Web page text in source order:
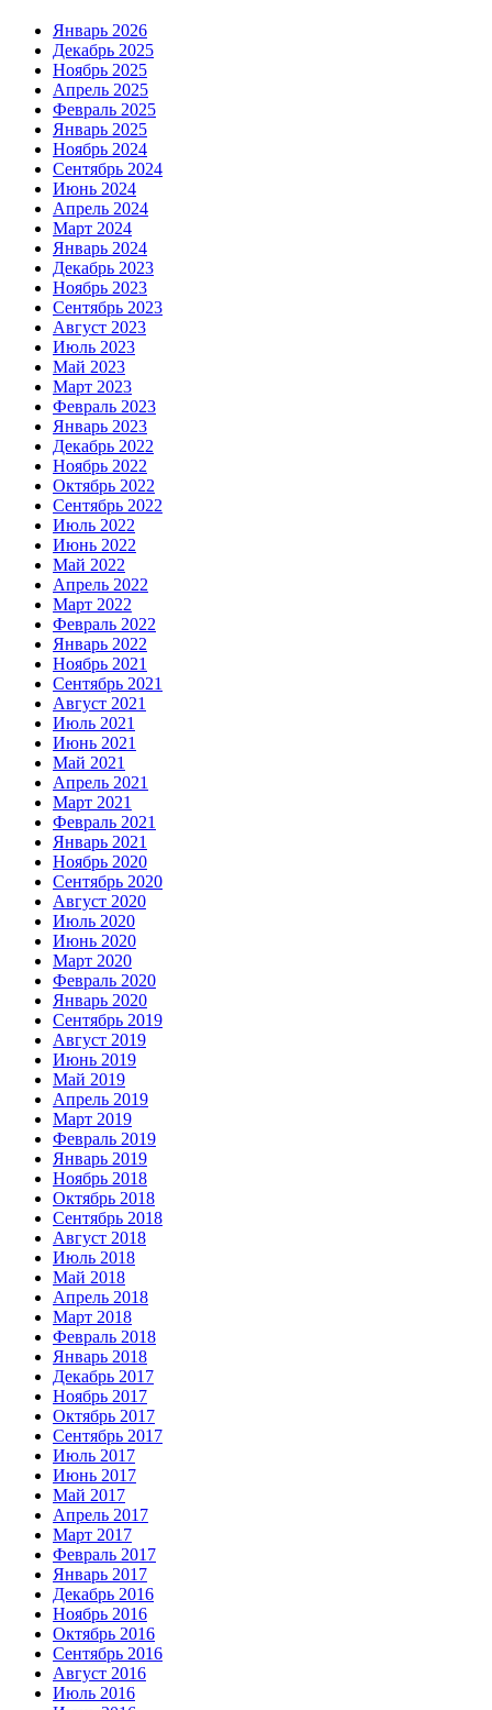
Январь 2026
Декабрь 2025
Ноябрь 2025
Апрель 2025
Февраль 2025
Январь 2025
Ноябрь 2024
Сентябрь 2024
Июнь 2024
Апрель 2024
Март 2024
Январь 2024
Декабрь 2023
Ноябрь 2023
Сентябрь 2023
Август 2023
Июль 2023
Май 2023
Март 2023
Февраль 2023
Январь 2023
Декабрь 2022
Ноябрь 2022
Октябрь 2022
Сентябрь 2022
Июль 2022
Июнь 2022
Май 2022
Апрель 2022
Март 2022
Февраль 2022
Январь 2022
Ноябрь 2021
Сентябрь 2021
Август 2021
Июль 2021
Июнь 2021
Май 2021
Апрель 2021
Март 2021
Февраль 2021
Январь 2021
Ноябрь 2020
Сентябрь 2020
Август 2020
Июль 2020
Июнь 2020
Март 2020
Февраль 2020
Январь 2020
Сентябрь 2019
Август 2019
Июнь 2019
Май 2019
Апрель 2019
Март 2019
Февраль 2019
Январь 2019
Ноябрь 2018
Октябрь 2018
Сентябрь 2018
Август 2018
Июль 2018
Май 2018
Апрель 2018
Март 2018
Февраль 2018
Январь 2018
Декабрь 2017
Ноябрь 2017
Октябрь 2017
Сентябрь 2017
Июль 2017
Июнь 2017
Май 2017
Апрель 2017
Март 2017
Февраль 2017
Январь 2017
Декабрь 2016
Ноябрь 2016
Октябрь 2016
Сентябрь 2016
Август 2016
Июль 2016